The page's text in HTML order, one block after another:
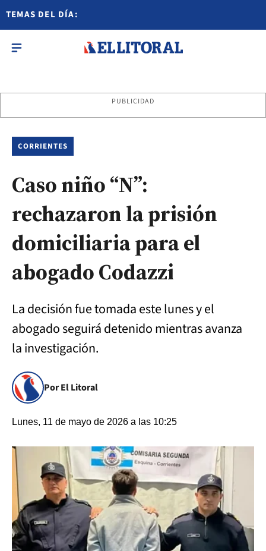
TEMAS DEL DÍA:
PUBLICIDAD
CORRIENTES
Caso niño “N”:
rechazaron la prisión
domiciliaria para el
abogado Codazzi
La decisión fue tomada este lunes y el
abogado seguirá detenido mientras avanza
la investigación.
Por El Litoral
Lunes, 11 de mayo de 2026 a las 10:25